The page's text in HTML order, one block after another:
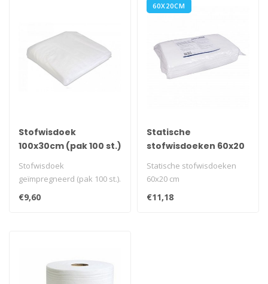
Stofwisdoek
100x30cm (pak 100 st.)
Stofwisdoek
geïmpregneerd (pak 100 st.).
€9,60
60X20CM
Statische
stofwisdoeken 60x20
Statische stofwisdoeken
60x20 cm
€11,18